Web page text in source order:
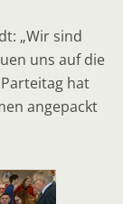
„Wir sind
uns auf die
hat
angepackt